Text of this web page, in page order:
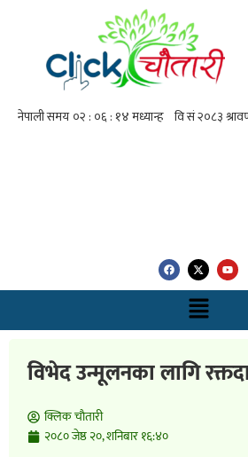
विभेद उन्मूलनका लागि
क्लिक चाैतारी
२०८० जेष्ठ २०, शनिबार १६:४०